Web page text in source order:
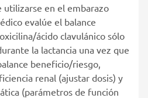
utilizarse en el embarazo
evalúe el balance
ácido clavulánico sólo
la lactancia una vez que
beneficio/riesgo,
renal (ajustar dosis) y
(parámetros de función